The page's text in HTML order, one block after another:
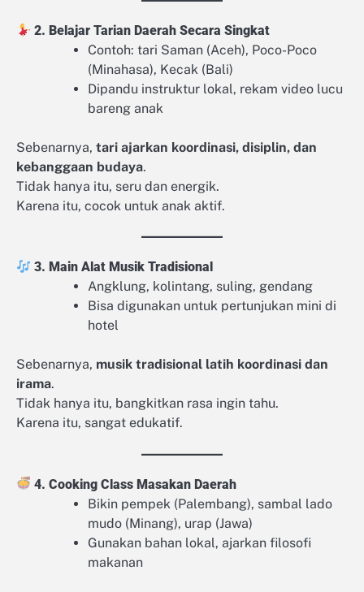
2. Belajar Tarian Daerah Secara Singkat
Contoh: tari Saman (Aceh), Poco-Poco
(Minahasa), Kecak (Bali)
Dipandu instruktur lokal, rekam video lucu
bareng anak
Sebenarnya, tari ajarkan koordinasi, disiplin, dan
kebanggaan budaya.
Tidak hanya itu, seru dan energik.
Karena itu, cocok untuk anak aktif.
3. Main Alat Musik Tradisional
Angklung, kolintang, suling, gendang
Bisa digunakan untuk pertunjukan mini di
hotel
Sebenarnya, musik tradisional latih koordinasi dan
irama.
Tidak hanya itu, bangkitkan rasa ingin tahu.
Karena itu, sangat edukatif.
4. Cooking Class Masakan Daerah
Bikin pempek (Palembang), sambal lado
mudo (Minang), urap (Jawa)
Gunakan bahan lokal, ajarkan filosofi
makanan